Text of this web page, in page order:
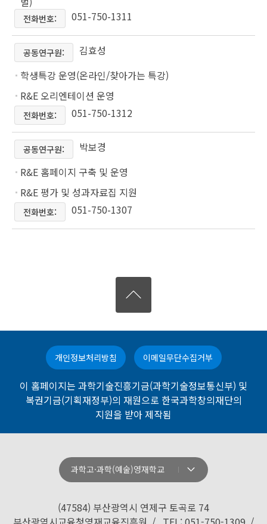
전화번호: 051-750-1311
공동연구원:
김효성
학생특강 운영(온라인/찾아가는 특강)
R&E 오리엔테이션 운영
전화번호: 051-750-1312
공동연구원:
박보경
R&E 홈페이지 구축 및 운영
R&E 평가 및 성과자료집 지원
전화번호: 051-750-1307
개인정보처리방침 이메일무단수집거부
이 홈페이지는 과학기술진흥기금(과학기술정보통신부) 및
복권기금(기획재정부)의 재원으로 한국과학창의재단의
지원을 받아 제작됨
과학고·과학(예술)영재학교
강원과학고등학교
경기북과학고등학교
(47584) 부산광역시 연제구 토곡로 74